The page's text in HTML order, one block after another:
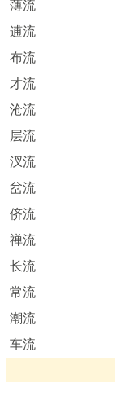
薄流
逋流
布流
才流
沧流
层流
汊流
岔流
侪流
禅流
长流
常流
潮流
车流